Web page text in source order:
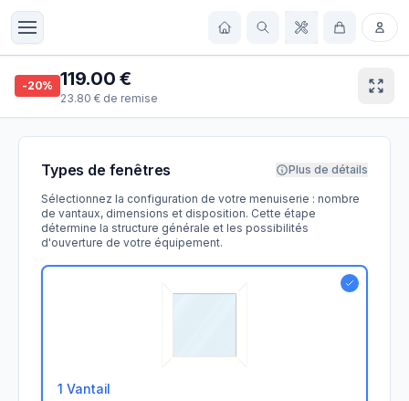
-20% 119.00 €
23.80 € de remise
Types de fenêtres Plus de détails
Sélectionnez la configuration de votre menuiserie : nombre
de vantaux, dimensions et disposition. Cette étape
détermine la structure générale et les possibilités
d'ouverture de votre équipement.
1 Vantail